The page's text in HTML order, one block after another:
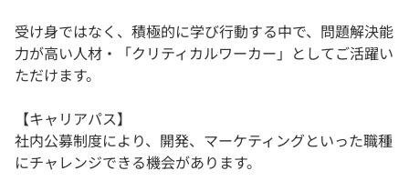
受け身ではなく、積極的に学び行動する中で、問題解決能
力が高い人材・「クリティカルワーカー」としてご活躍い
ただけます。
【キャリアパス】
社内公募制度により、開発、マーケティングといった職種
にチャレンジできる機会があります。